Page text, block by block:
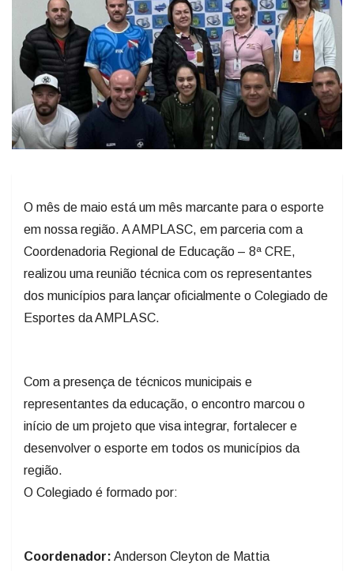
O mês de maio está um mês marcante para o esporte
em nossa região. A AMPLASC, em parceria com a
Coordenadoria Regional de Educação – 8ª CRE,
realizou uma reunião técnica com os representantes
dos municípios para lançar oficialmente o Colegiado de
Esportes da AMPLASC.
Com a presença de técnicos municipais e
representantes da educação, o encontro marcou o
início de um projeto que visa integrar, fortalecer e
desenvolver o esporte em todos os municípios da
região.
O Colegiado é formado por:
Coordenador: Anderson Cleyton de Mattia